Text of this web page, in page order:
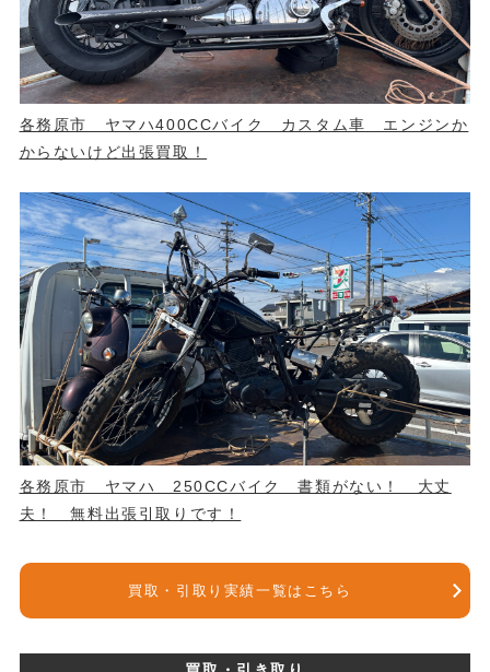
各務原市 ヤマハ400CCバイク カスタム車 エンジンか
からないけど出張買取！
各務原市 ヤマハ 250CCバイク 書類がない！ 大丈
夫！ 無料出張引取りです！
買取・引取り実績一覧はこちら